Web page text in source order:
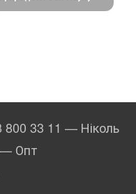
800 33 11 — Ніколь
— Опт